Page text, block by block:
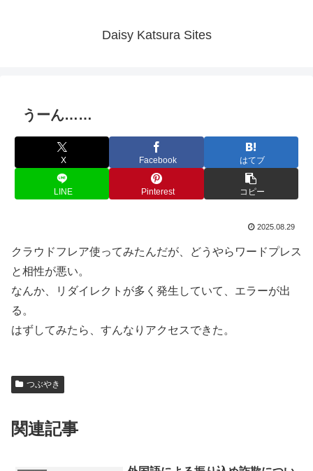
Daisy Katsura Sites
うーん……
X Facebook はてブ
LINE Pinterest コピー
2025.08.29
クラウドフレア使ってみたんだが、どうやらワードプレス
と相性が悪い。
なんか、リダイレクトが多く発生していて、エラーが出
る。
はずしてみたら、すんなりアクセスできた。
つぶやき
関連記事